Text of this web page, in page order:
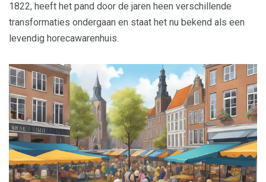
1822, heeft het pand door de jaren heen verschillende
transformaties ondergaan en staat het nu bekend als een
levendig horecawarenhuis.